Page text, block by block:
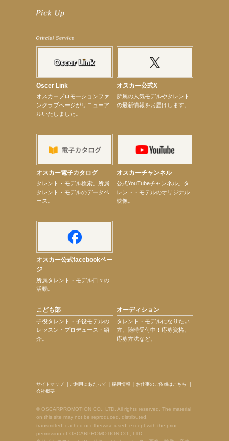
【前川泰之】舞台「グレンギャリー・グレンロス」公演詳細解禁！
【elfin’】7thシングル『全世界』がFM-UUでO.A.決定♪
【elfin’】8月16日（日）「全世界」発売記念イベント決定！
【elfin’】7thシングル『全世界』がFM TANABEでO.A.決定♪
【昆虫ハンター牧田習】宝塚市立手塚治虫記念館トークショー＆宝塚文化芸術センター昆虫展示イ
【昆虫ハンター牧田習】8月13日（木）プライムツリー赤池「ふれあい昆虫フェスティバル」トーク
【井頭愛海】『小さなお葬式』TV-CM出演！
【定本楓馬】WEB DIGVII 連載企画『東京23時』に登場！
【髙橋ひかる】7月雑誌掲載情報
【elfin’】【小倉舞子】8月9日（日）「MxM’s produce event vol.14」に出演決定！
【elfin’】【辻美優】8月28日（金）「辻美優(elfin’)グレイテスト・ショー」に出演決定！
【elfin’】9月27日（日）「Beauty Voice Theater Reboot Vol.3」開催決定！
【本田紗来】「Ray」9月号発売中！
Oscer Link
オスカープロモーションファ
ンクラブページがリニューア
ルいたしました。
オスカー公式X
所属の人気モデルやタレント
の最新情報をお届けします。
オスカー電子カタログ
タレント・モデル検索。所属
タレント・モデルのデータベ
ース。
オスカーチャンネル
公式YouTubeチャンネル。タ
レント・モデルのオリジナル
映像。
オスカー公式facebookペー
ジ
所属タレント・モデル日々の
活動。
こども部
子役タレント・子役モデルの
レッスン・プロデュース・紹
介。
オーディション
タレント・モデルになりたい
方、随時受付中！応募資格、
応募方法など。
サイトマップ| ご利用にあたって 採用情報 お仕事のご依頼はこちら
会社概要
© OSCARPROMOTION CO., LTD. All rights reserved. The material
on this site may not be reproduced, distributed,
transmitted, cached or otherwise used, except with the prior
permission of OSCARPROMOTION CO., LTD.